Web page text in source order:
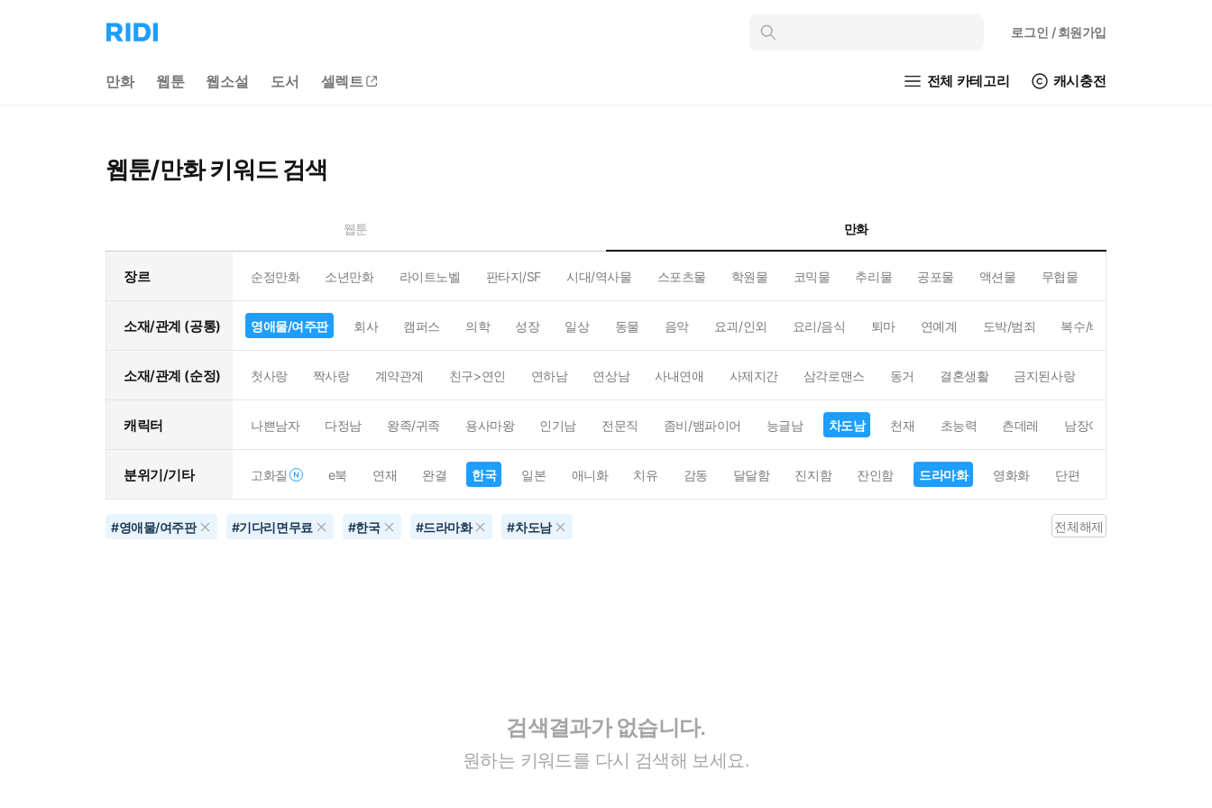
리
디
으
인
로그인 / 회원가입
만화 웹툰 웹소설 도서 셀렉트 전체 카테고리 캐시충전
웹툰/만화 키워드 검색
웹툰 만화
장르 순정만화 소년만화 라이트노벨 판타지/SF 시대/역사물 스포츠물 학원물 코믹물 추리물 공포물 액션물 무협물
소재/관계 (공통) 영애물/여주판 회사 캠퍼스 의학 성장 일상 동물 음악 요괴/인외 요리/음식 퇴마 연예계 도박/범죄 복수/배신
소재/관계 (순정) 첫사랑 짝사랑 계약관계 친구>연인 연하남 연상남 사내연애 사제지간 삼각로맨스 동거 결혼생활 금지된사랑
캐릭터 나쁜남자 다정남 왕족/귀족 용사마왕 인기남 전문직 좀비/뱀파이어 능글남 차도남 천재 초능력 츤데레 남장여자
분위기/기타 고화질 e북 연재 완결 한국 일본 애니화 치유 감동 달달함 진지함 잔인함 드라마화 영화화 단편
#영애물/여주판 #기다리면무료 #한국 #드라마화 #차도남 전체해제
검색결과가 없습니다.
원하는 키워드를 다시 검색해 보세요.